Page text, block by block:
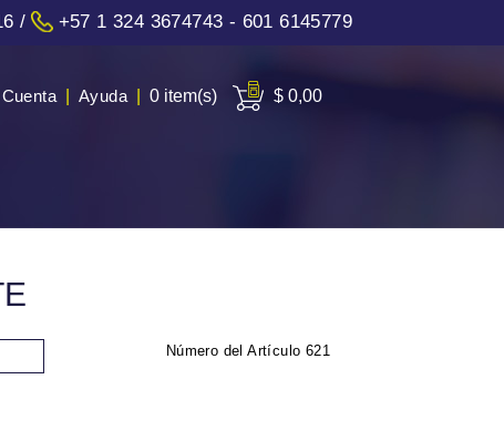
/ +57 1 324 3674743 - 601 6145779
Ayuda 0 item(s) $ 0,00
Número del Artículo 621